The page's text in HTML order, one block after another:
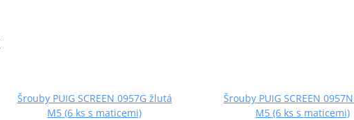
Šrouby PUIG SCREEN 0957G žlutá
M5 (6 ks s maticemi)
Šrouby PUIG SCREEN
M5 (6 ks s maticemi)